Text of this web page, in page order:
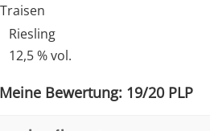
Traisen
Riesling
12,5 % vol.
Meine Bewertung: 19/20 PLP